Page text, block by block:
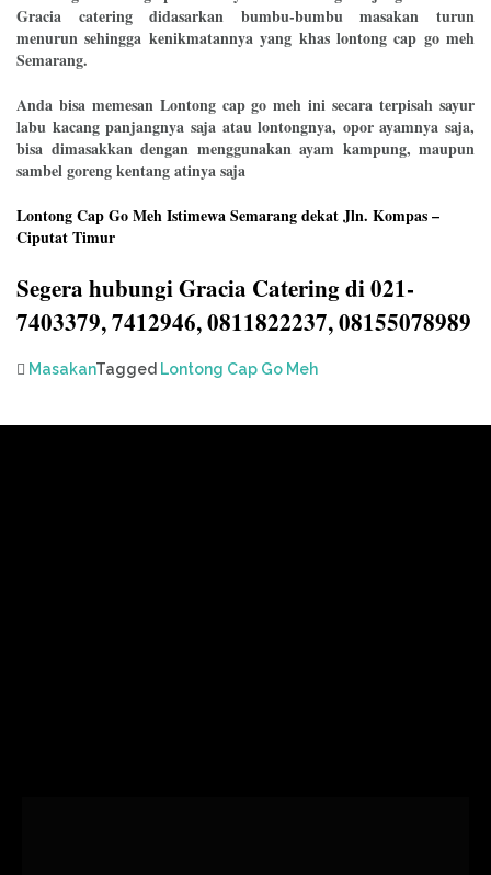
Gracia catering didasarkan bumbu-bumbu masakan turun
menurun sehingga kenikmatannya yang khas lontong cap go meh
Semarang.
Anda bisa memesan Lontong cap go meh ini secara terpisah sayur
labu kacang panjangnya saja atau lontongnya, opor ayamnya saja,
bisa dimasakkan dengan menggunakan ayam kampung, maupun
sambel goreng kentang atinya saja
Lontong Cap Go Meh Istimewa Semarang dekat Jln. Kompas –
Ciputat Timur
Segera hubungi Gracia Catering di 021-
7403379, 7412946, 0811822237, 08155078989
MasakanTagged Lontong Cap Go Meh
navigation